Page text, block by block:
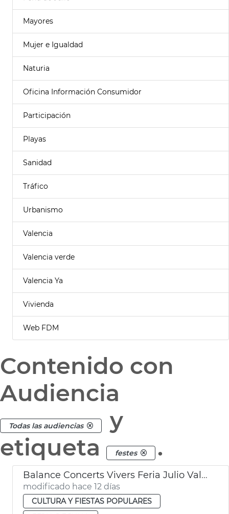
Mayores
Mujer e Igualdad
Naturia
Oficina Información Consumidor
Participación
Playas
Sanidad
Tráfico
Urbanismo
Valencia
Valencia verde
Valencia Ya
Vivienda
Web FDM
Contenido con
Audiencia
Todas las audiencias
y
etiqueta
festes .
Balance Concerts Vivers Feria Julio València 2026
modificado hace 12 días
CULTURA Y FIESTAS POPULARES